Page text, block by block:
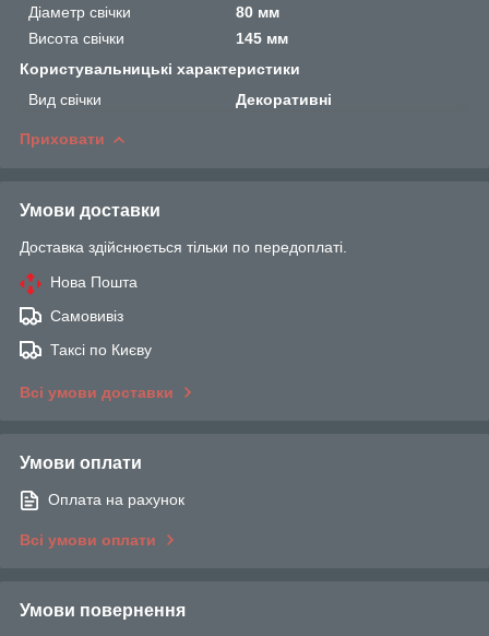
Діаметр свічки
80 мм
Висота свічки
145 мм
Користувальницькі характеристики
Вид свічки
Декоративні
Приховати
Умови доставки
Доставка здійснюється тільки по передоплаті.
Нова Пошта
Самовивіз
Таксі по Києву
Всі умови доставки
Умови оплати
Оплата на рахунок
Всі умови оплати
Умови повернення